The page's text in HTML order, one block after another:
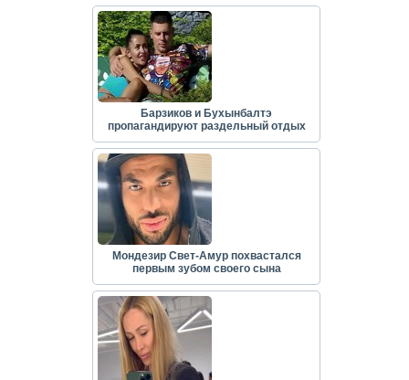
Барзиков и Бухынбалтэ
пропагандируют раздельный отдых
Мондезир Свет-Амур похвастался
первым зубом своего сына